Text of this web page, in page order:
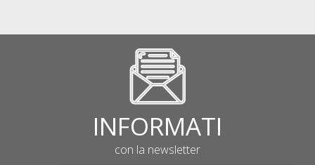
INFORMATI
con la newsletter